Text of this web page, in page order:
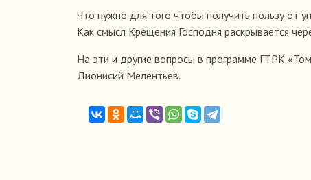
Что нужно для того чтобы получить пользу от
Как смысл Крещения Господня раскрывается
На эти и другие вопросы в программе ГТРК
Дионисий Мелентьев.